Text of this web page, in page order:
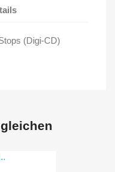
(Digi-CD)